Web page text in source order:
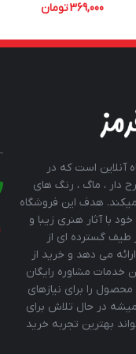
369,000تومان
آنلاین است که در
دار ، ماگ ، رنگ های
هدف این فروشگاه
با آثار هنری زیبا و
طیف گسترده ای از
می دهد و خرید از
خدمات مشاوره رایگان
را برای نیازهای
در حال تلاش برای
بهترین تجربه خرید